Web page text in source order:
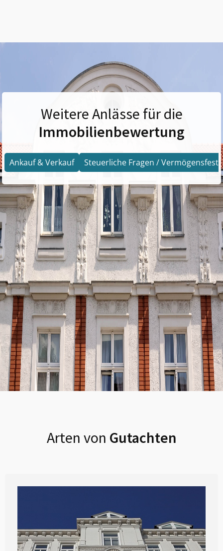
Weitere Anlässe für die
Immobilienbewertung
Ankauf & Verkauf Steuerliche Fragen /
Arten von Gutachten